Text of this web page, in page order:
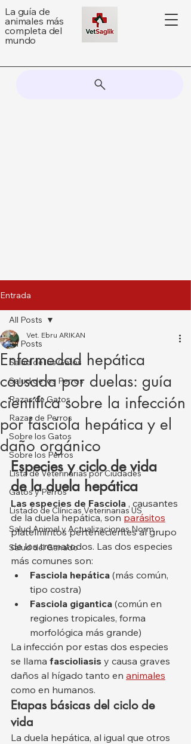
La guía de
animales más
completa del
mundo
Entrada
All Posts
Salud de los Gatos
Salud de los Perros
Razas de Gatos
Razas de Perros
Sobre los Gatos
Sobre los Perros
Lista de Veterinarias por Ciudades
Gatos y Perros
Listado de Clínicas Veterinarias US
Salud Animal y Actualizaciones Norm
Salud del Ganado
All Posts
Enfermedad hepática
causada por duelas: guía
científica sobre la infección
por fasciola hepática y el
daño orgánico
Vet. Ebru ARIKAN
Especies y ciclo de vida
de la duela hepática
Las especies de Fasciola , causantes
de la duela hepática, son parásitos
platelmintos pertenecientes al grupo
de los trematodos. Las dos especies
más comunes son:
Fasciola hepática (más común,
tipo costra)
Fasciola gigantica (común en
regiones tropicales, forma
morfológica más grande)
La infección por estas dos especies
se llama fascioliasis y causa graves
daños al hígado tanto en animales
como en humanos.
Etapas básicas del ciclo de
vida
La duela hepática, al igual que otros